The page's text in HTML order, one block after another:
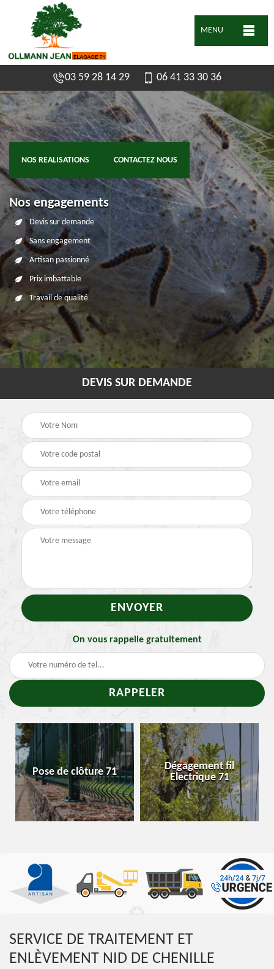
MENU
03 59 28 14 29 06 41 33 30 36
NOS REALISATIONS CONTACTEZ NOUS
Nos engagements
Devis sur demande
Sans engagement
Artisan passionné
Prix imbattable
Travail de qualité
DEVIS SUR DEMANDE
On vous rappelle gratuitement
Pose de clôture 71
Dégagement fil
Electrique 71
SERVICE DE TRAITEMENT ET
ENLÈVEMENT NID DE CHENILLE